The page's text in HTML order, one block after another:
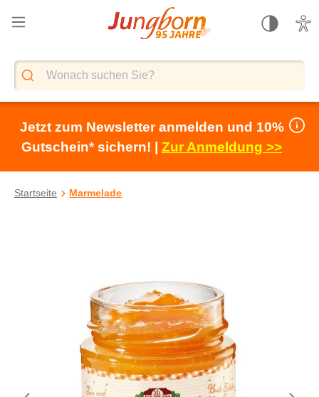
springen
Jetzt zum Newsletter anmelden und 10%
Gutschein* sichern! | Zur Anmeldung >>
Startseite Marmelade